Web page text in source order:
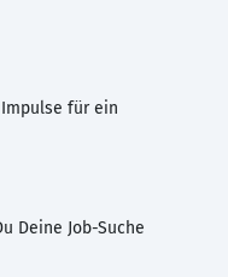
für ein
Deine Job-Suche